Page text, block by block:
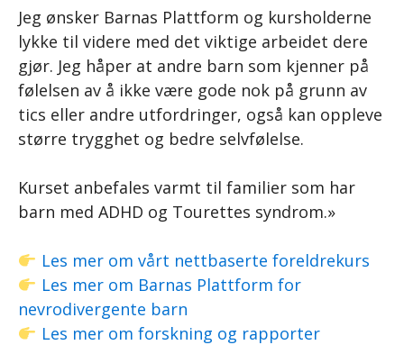
Jeg ønsker Barnas Plattform og kursholderne
lykke til videre med det viktige arbeidet dere
gjør. Jeg håper at andre barn som kjenner på
følelsen av å ikke være gode nok på grunn av
tics eller andre utfordringer, også kan oppleve
større trygghet og bedre selvfølelse.
Kurset anbefales varmt til familier som har
barn med ADHD og Tourettes syndrom.»
Les mer om vårt nettbaserte foreldrekurs
Les mer om Barnas Plattform for
nevrodivergente barn
Les mer om forskning og rapporter